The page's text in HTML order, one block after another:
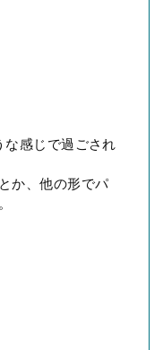
な感じで過ごされ
か、他の形でパ